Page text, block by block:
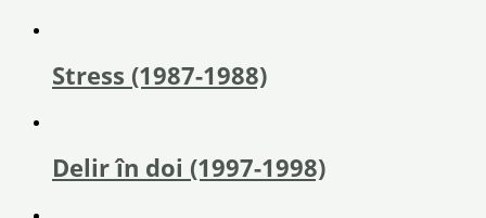
Stress (1987-1988)
Delir în doi (1997-1998)